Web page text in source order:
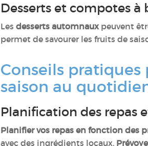
Desserts et compotes à
Les desserts automnauxpeuvent
permet de savourer les fruits de
Conseils
saison au
Planification des repas
Planifier vos repas en fonction des
avec des ingrédients locaux.